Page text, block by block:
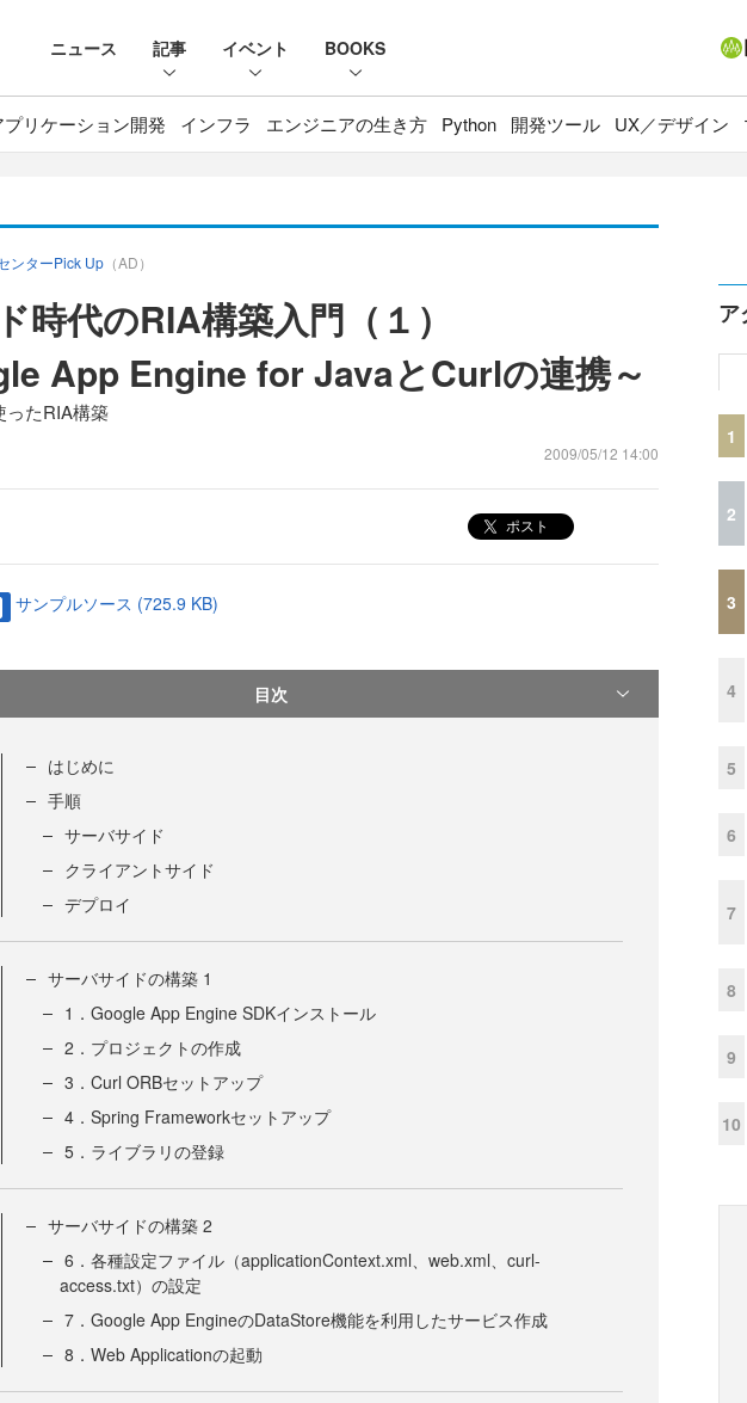
ニュース 記事 イベント BOOKS
プリケーション開発 インフラ エンジニアの生き方 Python 開発ツール UX／デザイン
ンターPick Up （AD）
時代のRIA構築入門（１）
App Engine for JavaとCurlの連携～
ったRIA構築
2009/05/12 14:00
ポスト
サンプルソース (725.9 KB)
目次
はじめに
手順
サーバサイド
クライアントサイド
デプロイ
サーバサイドの構築 1
1．Google App Engine SDKインストール
2．プロジェクトの作成
3．Curl ORBセットアップ
4．Spring Frameworkセットアップ
5．ライブラリの登録
サーバサイドの構築 2
6．各種設定ファイル（applicationContext.xml、web.xml、curl-
access.txt）の設定
7．Google App EngineのDataStore機能を利用したサービス作成
8．Web Applicationの起動
ア
1
2
3
4
5
6
7
8
9
10